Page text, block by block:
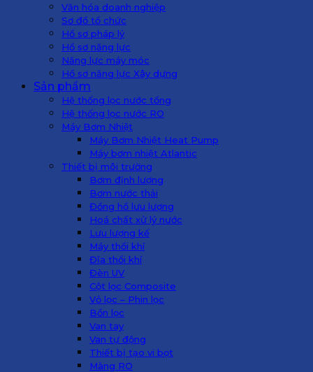
Văn hóa doanh nghiệp
Sơ đồ tổ chức
Hồ sơ pháp lý
Hồ sơ năng lực
Năng lực máy móc
Hồ sơ năng lực Xây dựng
Sản phẩm
Hệ thống lọc nước tổng
Hệ thống lọc nước RO
Máy Bơm Nhiệt
Máy Bơm Nhiệt Heat Pump
Máy bơm nhiệt Atlantic
Thiết bị môi trường
Bơm định lượng
Bơm nước thải
Đồng hồ lưu lượng
Hoá chất xử lý nước
Lưu lượng kế
Máy thổi khí
Đĩa thổi khí
Đèn UV
Cột lọc Composite
Vỏ lọc – Phin lọc
Bồn lọc
Van tay
Van tự động
Thiết bị tạo vi bọt
Màng RO